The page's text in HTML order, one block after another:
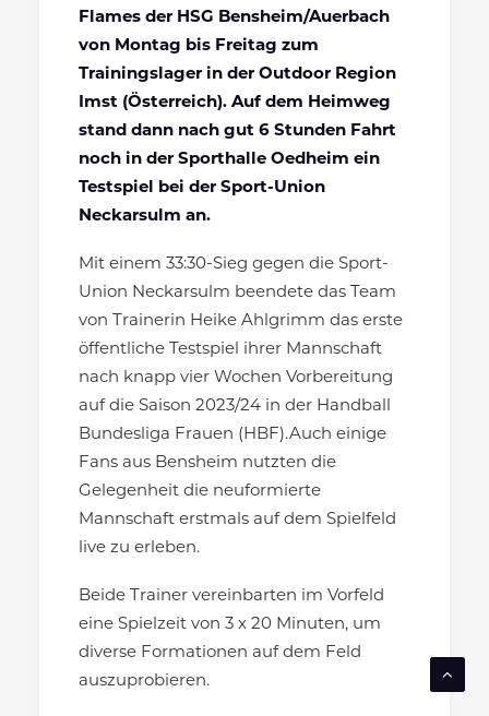
Flames der HSG Bensheim/Auerbach
von Montag bis Freitag zum
Trainingslager in der Outdoor Region
Imst (Österreich). Auf dem Heimweg
stand dann nach gut 6 Stunden Fahrt
noch in der Sporthalle Oedheim ein
Testspiel bei der Sport-Union
Neckarsulm an.
Mit einem 33:30-Sieg gegen die Sport-
Union Neckarsulm beendete das Team
von Trainerin Heike Ahlgrimm das erste
öffentliche Testspiel ihrer Mannschaft
nach knapp vier Wochen Vorbereitung
auf die Saison 2023/24 in der Handball
Bundesliga Frauen (HBF).Auch einige
Fans aus Bensheim nutzten die
Gelegenheit die neuformierte
Mannschaft erstmals auf dem Spielfeld
live zu erleben.
Beide Trainer vereinbarten im Vorfeld
eine Spielzeit von 3 x 20 Minuten, um
diverse Formationen auf dem Feld
auszuprobieren.